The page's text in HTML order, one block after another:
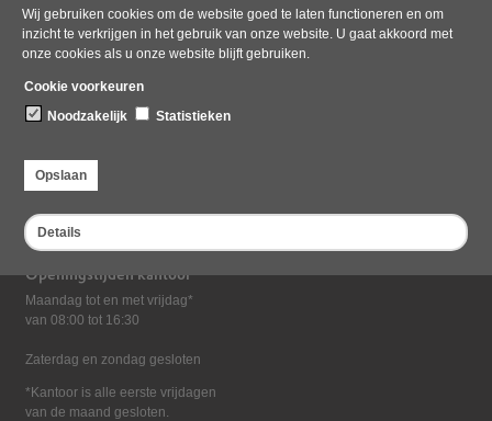
Wij gebruiken cookies om de website goed te laten functioneren en om
inzicht te verkrijgen in het gebruik van onze website. U gaat akkoord met
onze cookies als u onze website blijft gebruiken.
Cookie voorkeuren
Noodzakelijk
Statistieken
Opslaan
Details
Bezoekadres
Dampten 2, 1624 NR Hoorn
Postadres
Postbus 2095, 1620 EB Hoorn
Openingstijden kantoor
Maandag tot en met vrijdag*
van 08:00 tot 16:30
Zaterdag en zondag gesloten
*Kantoor is alle eerste vrijdagen
van de maand gesloten.